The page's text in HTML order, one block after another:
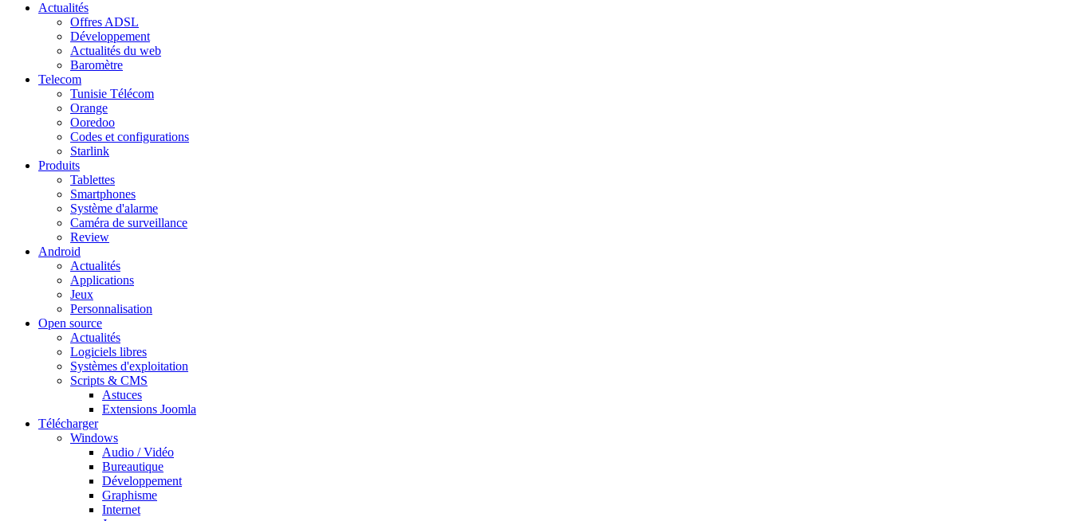
Actualités
Offres ADSL
Développement
Actualités du web
Baromètre
Telecom
Tunisie Télécom
Orange
Ooredoo
Codes et configurations
Starlink
Produits
Tablettes
Smartphones
Système d'alarme
Caméra de surveillance
Review
Android
Actualités
Applications
Jeux
Personnalisation
Open source
Actualités
Logiciels libres
Systèmes d'exploitation
Scripts & CMS
Astuces
Extensions Joomla
Télécharger
Windows
Audio / Vidéo
Bureautique
Développement
Graphisme
Internet